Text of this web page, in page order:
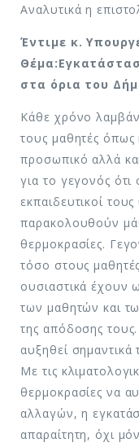
Αναλυτικά η
Έντιμε κ.
στα όρια του
Κάθε χρόνο
τους μαθητές όπως
προσωπικό αλλά
για το γεγονός ότι
εκπαιδευτικοί
παρακολουθούν
θερμοκρασίες.
τόσο στους
ουσιαστικά έχουν
των μαθητών και
της απόδοσης
αυξηθεί σημαντικά
Με τις
θερμοκρασίες να
αλλαγών, η
απαραίτητη, όχι